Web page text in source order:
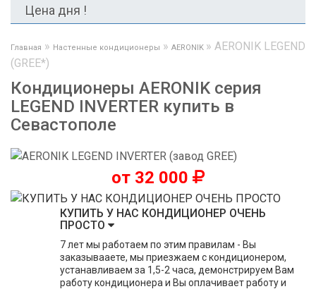
Цена дня !
Главная » Настенные кондиционеры » AERONIK » AERONIK LEGEND
(GREE*)
Кондиционеры AERONIK серия
LEGEND INVERTER купить в
Севастополе
от 32 000
КУПИТЬ У НАС КОНДИЦИОНЕР ОЧЕНЬ
ПРОСТО
7 лет мы работаем по этим правилам - Вы
заказывааете, мы приезжаем с кондиционером,
устанавливаем за 1,5-2 часа, демонстрируем Вам
работу кондиционера и Вы оплачивает работу и